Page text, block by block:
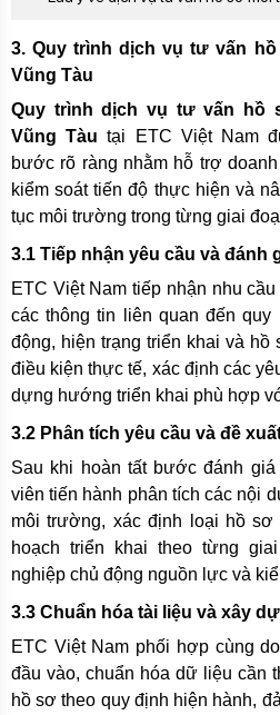
3. Quy trình dịch vụ tư vấn
Vũng Tàu
Quy trình dịch vụ tư vấn hồ
Vũng Tàu tại ETC Việt Nam
bước rõ ràng nhằm hỗ trợ
kiểm soát tiến độ thực hiện và
tục môi trường trong từng giai
3.1 Tiếp nhận yêu cầu và đánh
ETC Việt Nam tiếp nhận nhu
các thông tin liên quan đến
động, hiện trạng triển khai và hồ
điều kiện thực tế, xác định các
dựng hướng triển khai phù hợp
3.2 Phân tích yêu cầu và đề
Sau khi hoàn tất bước đánh
viên tiến hành phân tích các nội
môi trường, xác định loại hồ
hoạch triển khai theo từng
nghiệp chủ động nguồn lực và
3.3 Chuẩn hóa tài liệu và xây
ETC Việt Nam phối hợp cùng
đầu vào, chuẩn hóa dữ liệu cần
hồ sơ theo quy định hiện hành,